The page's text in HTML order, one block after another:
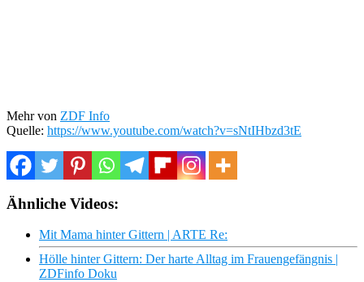
Mehr von ZDF Info
Quelle: https://www.youtube.com/watch?v=sNtIHbzd3tE
Ähnliche Videos:
Mit Mama hinter Gittern | ARTE Re:
Hölle hinter Gittern: Der harte Alltag im Frauengefängnis |
ZDFinfo Doku